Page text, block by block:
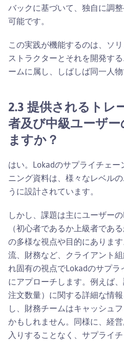
バックに基づいて、独自に調
可能です。
この実践が機能するのは、ソ
ストラクターとそれを開発す
ームに属し、しばしば同一人物
2.3 提供されるトレ
者及び中級ユーザ
ますか？
はい。Lokadのサプライチェ
ニング資料は、様々なレベル
うに設計されています。
しかし、課題は主にユーザー
（初心者であるか上級者であ
の多様な視点や目的にありま
流、財務など、クライアント
れ固有の視点でLokadのサプ
にアプローチします。例えば
注文数量）に関する詳細な情
し、財務チームはキャッシュ
かもしれません。同様に、経
入りすることなく、サプライ